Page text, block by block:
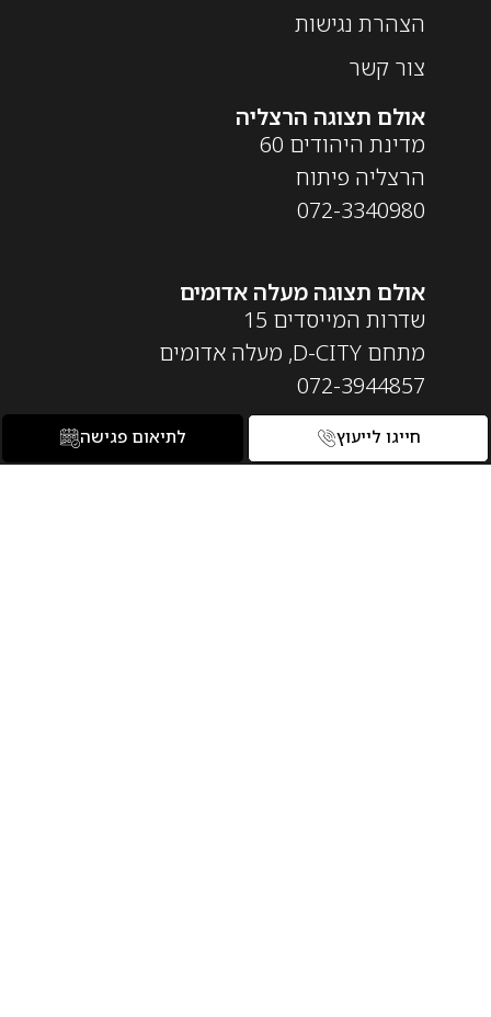
הצהרת נגישות
צור קשר
ימי ושעות פעילות
אולם תצוגה הרצליה
מדינת היהודים 60
הרצליה פיתוח
072-3340980
אולם תצוגה מעלה אדומים
שדרות המייסדים 15
מתחם D-CITY, מעלה אדומים
072-3944857
חייגו לייעוץ לתיאום פגישה